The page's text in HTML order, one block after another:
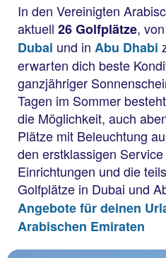
In den Vereinigten
aktuell 26 Golfplätze,
Dubai und in Abu Dhabi
erwarten dich beste
ganzjähriger
Tagen im Sommer
die Möglichkeit, auch
Plätze mit Beleuchtung
den erstklassigen
Einrichtungen und die
Golfplätze in Dubai und
Angebote für deinen
Arabischen Emiraten